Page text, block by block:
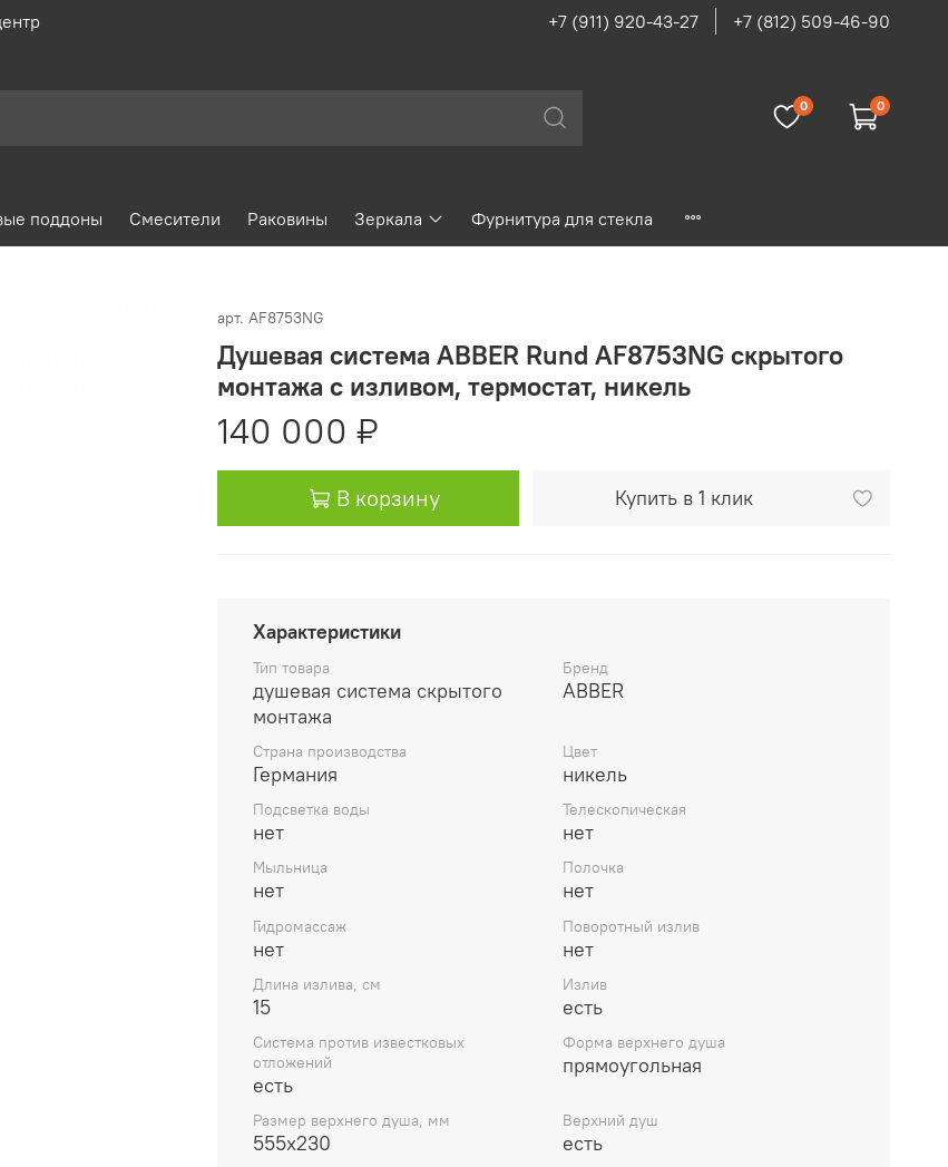
+7 (911) 920-43-27 +7 (812) 509-46-90
0 0
поддоны Смесители Раковины Зеркала Фурнитура для стекла
арт. AF8753NG
Душевая система ABBER Rund AF8753NG скрытого
монтажа с изливом, термостат, никель
140 000 ₽
В корзину Купить в 1 клик
Характеристики
Тип товара
душевая система скрытого
монтажа
Бренд
ABBER
Страна производства
Германия
Цвет
никель
Подсветка воды
нет
Телескопическая
нет
Мыльница
нет
Полочка
нет
Гидромассаж
нет
Поворотный излив
нет
Длина излива, см
15
Излив
есть
Система против известковых
отложений
есть
Форма верхнего душа
прямоугольная
Размер верхнего душа, мм
555х230
Верхний душ
есть